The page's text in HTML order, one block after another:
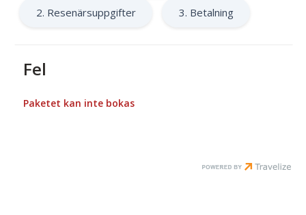
2. Resenärsuppgifter 3. Betalning
Fel
Paketet kan inte bokas